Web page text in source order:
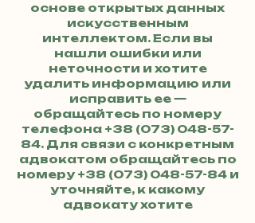
основе открытых данных
искусственным
интеллектом. Если вы
нашли ошибки или
неточности и хотите
удалить информацию или
исправить ее —
обращайтесь по номеру
телефона +38 (073) 048-57-
84. Для связи с конкретным
адвокатом обращайтесь по
номеру +38 (073) 048-57-84и
уточняйте, к какому
адвокату хотите